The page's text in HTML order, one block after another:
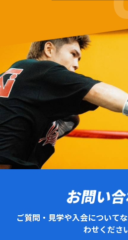
お問い
ご質問・見学や入会について
わせくださ